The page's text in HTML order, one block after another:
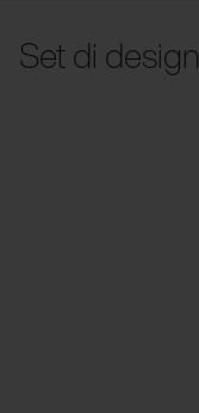
Set di design